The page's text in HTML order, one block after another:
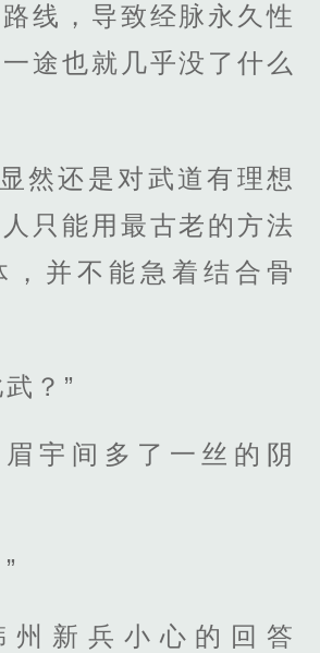
线，导致经脉永久性
途也就几乎没了什么
然还是对武道有理想
只能用最古老的方法
，并不能急着结合骨
？”
宇间多了一丝的阴
州新兵小心的回答